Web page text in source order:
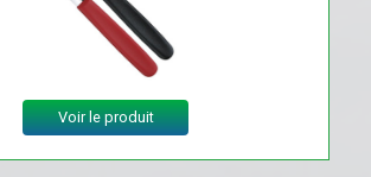
Voir le produit